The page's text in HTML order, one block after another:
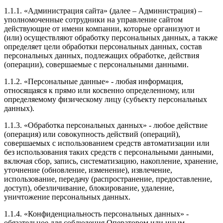
1.1.1. «Администрация сайта» (далее – Администрация) –
уполномоченные сотрудники на управление сайтом
действующие от имени компании, которые организуют и
(или) осуществляют обработку персональных данных, а также
определяет цели обработки персональных данных, состав
персональных данных, подлежащих обработке, действия
(операции), совершаемые с персональными данными.
1.1.2. «Персональные данные» - любая информация,
относящаяся к прямо или косвенно определенному, или
определяемому физическому лицу (субъекту персональных
данных).
1.1.3. «Обработка персональных данных» - любое действие
(операция) или совокупность действий (операций),
совершаемых с использованием средств автоматизации или
без использования таких средств с персональными данными,
включая сбор, запись, систематизацию, накопление, хранение,
уточнение (обновление, изменение), извлечение,
использование, передачу (распространение, предоставление,
доступ), обезличивание, блокирование, удаление,
уничтожение персональных данных.
1.1.4. «Конфиденциальность персональных данных» -